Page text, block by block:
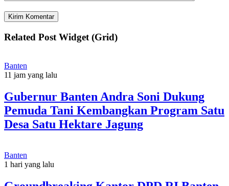
Related Post Widget (Grid)
Banten
11 jam yang lalu
Gubernur Banten Andra Soni Dukung
Pemuda Tani Kembangkan Program Satu
Desa Satu Hektare Jagung
Banten
1 hari yang lalu